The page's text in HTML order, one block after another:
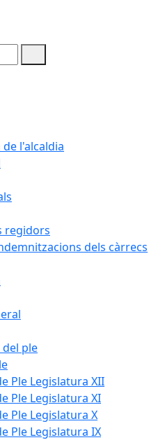
l'alcaldia
regidors
dels càrrecs
ple
Ple Legislatura XII
Ple Legislatura XI
Ple Legislatura X
Ple Legislatura IX